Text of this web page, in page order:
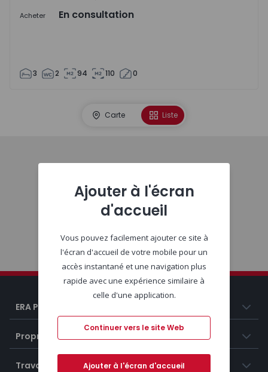
Acheter En consultation
3 2 94 110 0
Carte Liste
ERA Portugal
Propriétés
Travailler chez ERA
Ajouter à l'écran
d'accueil
Vous pouvez facilement ajouter ce site à
l'écran d'accueil de votre mobile pour un
accès instantané et une navigation plus
rapide avec une expérience similaire à
celle d'une application.
Continuer vers le site Web
Ajouter à l'écran d'accueil